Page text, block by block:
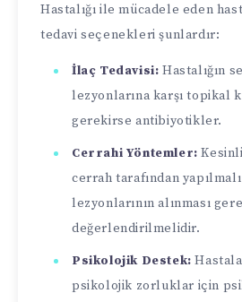
Hastalığı ile mücadele eden
tedavi seçenekleri şunlardır:
İlaç Tedavisi: Hastalığın
lezyonlarına karşı topikal
gerekirse antibiyotikler.
Cerrahi Yöntemler:
cerrah tarafından
lezyonlarının alınması
değerlendirilmelidir.
Psikolojik Destek:
psikolojik zorluklar için